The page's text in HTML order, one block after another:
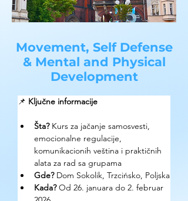
Movement, Self Defense
& Mental and Physical
Development
📌 Ključne informacije
Šta? Kurs za jačanje samosvesti,
emocionalne regulacije,
komunikacionih veština i praktičnih
alata za rad sa grupama
Gde? Dom Sokolik, Trzcińsko, Poljska
Kada? Od 26. januara do 2. februar